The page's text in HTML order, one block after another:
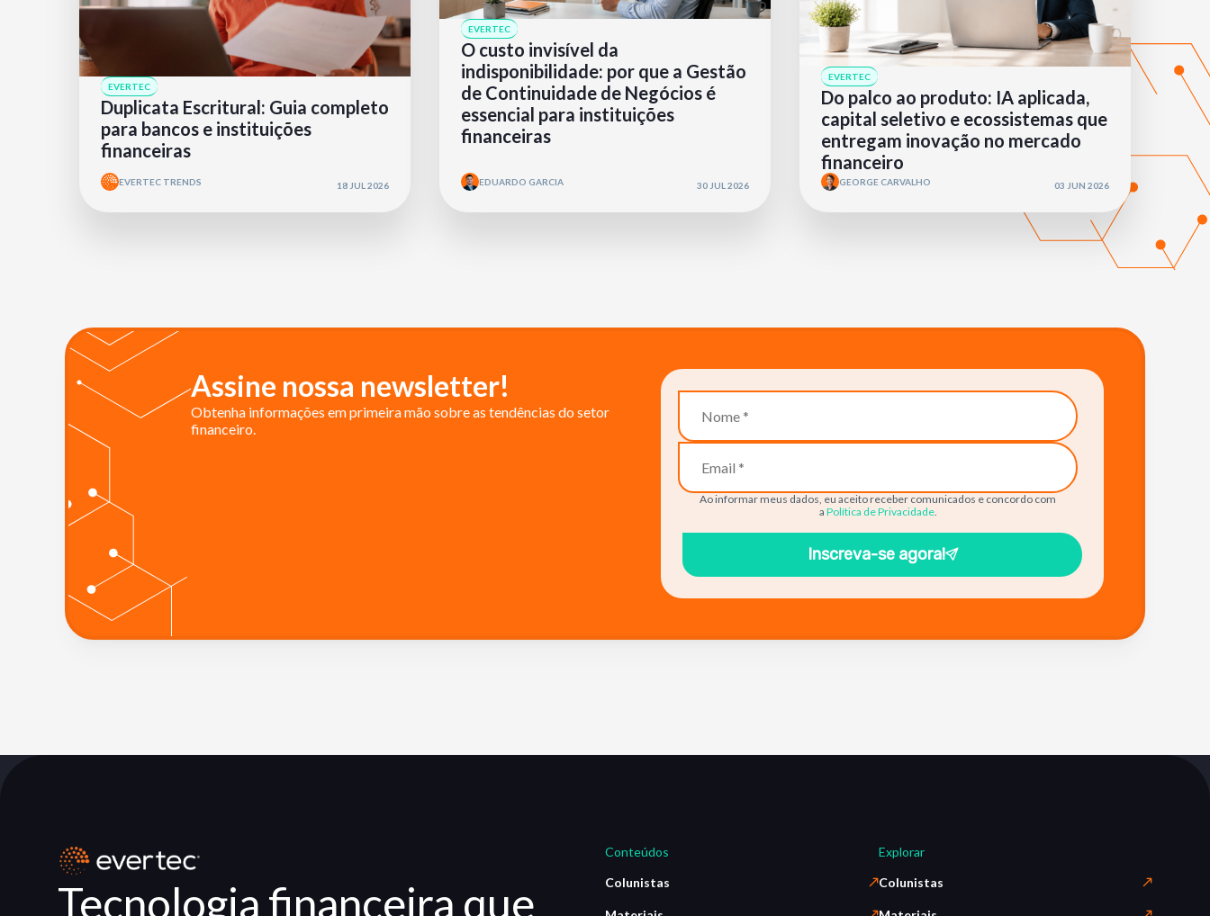
EVERTEC
Duplicata Escritural: Guia completo
para bancos e instituições
financeiras
EVERTEC TRENDS 18 JUL 2026
EVERTEC
O custo invisível da
indisponibilidade: por que a Gestão
de Continuidade de Negócios é
essencial para instituições
financeiras
EDUARDO GARCIA 30 JUL 2026
EVERTEC
Do palco ao produto: IA aplicada,
capital seletivo e ecossistemas que
entregam inovação no mercado
financeiro
GEORGE CARVALHO 03 JUN 2026
Assine nossa newsletter!
Obtenha informações em primeira mão sobre as tendências do setor
financeiro.
Ao informar meus dados, eu aceito receber comunicados e concordo com
a Política de Privacidade.
Inscreva-se agora!
Tecnologia financeira que
Conteúdos
Colunistas
Explorar
Colunistas